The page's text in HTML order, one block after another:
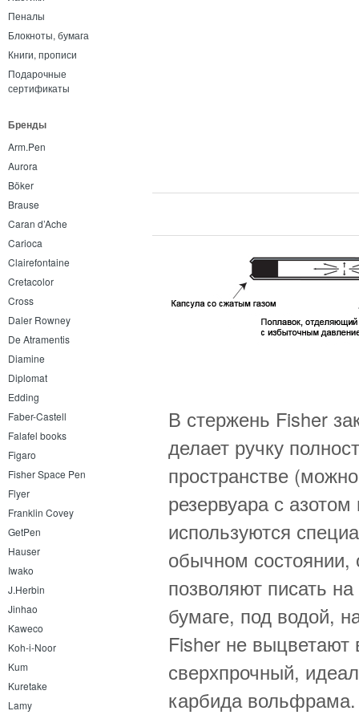
Пеналы
Блокноты, бумага
Книги, прописи
Подарочные
сертификаты
Бренды
Arm.Pen
Aurora
Böker
Brause
Caran d’Ache
Carioca
Clairefontaine
Cretacolor
Cross
Daler Rowney
De Atramentis
Diamine
Diplomat
Edding
Faber-Castell
Falafel books
Figaro
Fisher Space Pen
Flyer
Franklin Covey
GetPen
Hauser
Iwako
J.Herbin
Jinhao
Kaweco
Koh-i-Noor
Kum
Kuretake
Lamy
В стержень Fisher
делает ручку
пространстве
резервуара с
используются
обычном
позволяют писать
бумаге, под водой,
Fisher не выцветают
сверхпрочный,
карбида